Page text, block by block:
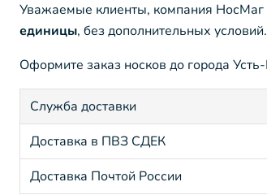
Уважаемые клиенты, компания НосМаг
единицы, без дополнительных условий.
Оформите заказ носков до города
Служба доставки
Доставка в ПВЗ СДЕК
Доставка Почтой России